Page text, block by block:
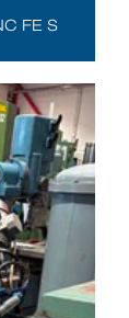
FE S